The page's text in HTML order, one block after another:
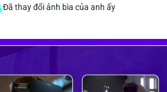
Đã thay đổi ảnh bìa của anh ấy